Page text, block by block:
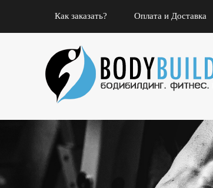
Как заказать? Оплата и Доставка